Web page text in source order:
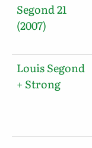
Segond 21
(2007)
Louis Segond
+ Strong